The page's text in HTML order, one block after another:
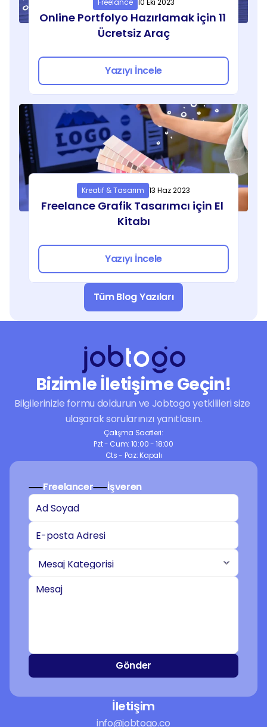
Freelance 10 Eki 2023
Online Portfolyo Hazırlamak için 11
Ücretsiz Araç
Yazıyı İncele
Kreatif & Tasarım 13 Haz 2023
Freelance Grafik Tasarımcı için El
Kitabı
Yazıyı İncele
Tüm Blog Yazıları
Bizimle İletişime Geçin!
Bilgilerinizle formu doldurun ve Jobtogo yetkilileri size
ulaşarak sorularınızı yanıtlasın.
Çalışma Saatleri:
Pzt - Cum: 10:00 - 18:00
Cts - Paz: Kapalı
Freelancer İşveren
Gönder
İletişim
info@jobtogo.co